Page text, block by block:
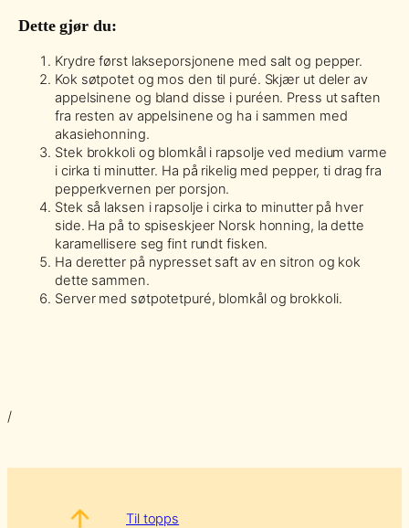
Dette gjør du:
Krydre først lakseporsjonene med salt og pepper.
Kok søtpotet og mos den til puré. Skjær ut deler av
appelsinene og bland disse i puréen. Press ut saften
fra resten av appelsinene og ha i sammen med
akasiehonning.
Stek brokkoli og blomkål i rapsolje ved medium varme
i cirka ti minutter. Ha på rikelig med pepper, ti drag fra
pepperkvernen per porsjon.
Stek så laksen i rapsolje i cirka to minutter på hver
side. Ha på to spiseskjeer Norsk honning, la dette
karamellisere seg fint rundt fisken.
Ha deretter på nypresset saft av en sitron og kok
dette sammen.
Server med søtpotetpuré, blomkål og brokkoli.
/
Til topps